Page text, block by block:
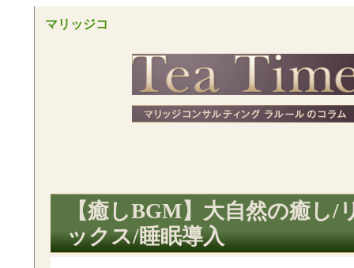
マリッジコ
ラルールコラム
Time
マリッジコンサルティング ラルール
【癒しBGM】大自然の癒し/
ックス/睡眠導入